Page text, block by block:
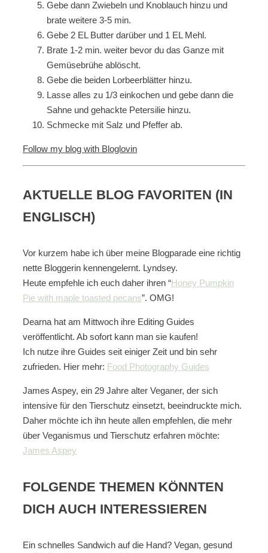
Gebe dann Zwiebeln und Knoblauch hinzu und
brate weitere 3-5 min.
Gebe 2 EL Butter darüber und 1 EL Mehl.
Brate 1-2 min. weiter bevor du das Ganze mit
Gemüsebrühe ablöscht.
Gebe die beiden Lorbeerblätter hinzu.
Lasse alles zu 1/3 einkochen und gebe dann die
Sahne und gehackte Petersilie hinzu.
Schmecke mit Salz und Pfeffer ab.
Follow my blog with Bloglovin
AKTUELLE BLOG FAVORITEN (IN
ENGLISCH)
Vor kurzem habe ich über meine Blogparade eine richtig
nette Bloggerin kennengelernt. Lyndsey.
Heute empfehle ich euch daher ihren “Honey Pumpkin
Pie with maple toasted pecans”. OMG!
Dearna hat am Mittwoch ihre Editing Guides
veröffentlicht. Ab sofort kann man sie kaufen!
Ich nutze ihre Guides seit einiger Zeit und bin sehr
zufrieden. Hier mehr: Food Photography Guides
James Aspey, ein 29 Jahre alter Veganer, der sich
intensive für den Tierschutz einsetzt, beeindruckte mich.
Daher möchte ich ihn heute allen empfehlen, die mehr
über Veganismus und Tierschutz erfahren möchte:
James Aspey
FOLGENDE THEMEN KÖNNTEN
DICH AUCH INTERESSIEREN
Ein schnelles Sandwich auf die Hand? Vegan, gesund